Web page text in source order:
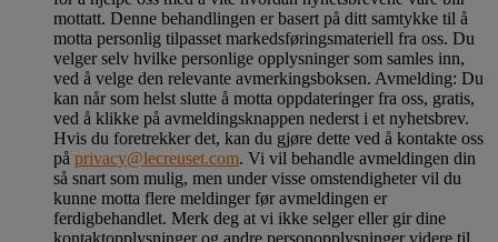
mottatt. Denne behandlingen er basert på ditt samtykke til å
motta personlig tilpasset markedsføringsmateriell fra oss. Du
velger selv hvilke personlige opplysninger som samles inn,
ved å velge den relevante avmerkingsboksen. Avmelding: Du
kan når som helst slutte å motta oppdateringer fra oss, gratis,
ved å klikke på avmeldingsknappen nederst i et nyhetsbrev.
Hvis du foretrekker det, kan du gjøre dette ved å kontakte oss
på privacy@lecreuset.com. Vi vil behandle avmeldingen din
så snart som mulig, men under visse omstendigheter vil du
kunne motta flere meldinger før avmeldingen er
ferdigbehandlet. Merk deg at vi ikke selger eller gir dine